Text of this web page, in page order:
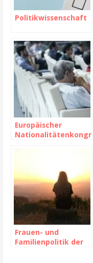
Politikwissenschaft
Europäischer
Nationalitätenkongr
Frauen- und
Familienpolitik der